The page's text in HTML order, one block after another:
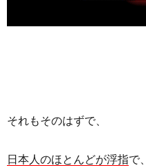
それもそのはずで、
日本人のほとんどが浮指で、